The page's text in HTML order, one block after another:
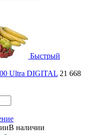
Быстрый
Ultra DIGITAL 21 668
В наличии